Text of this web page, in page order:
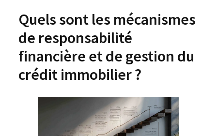
Quels sont les mécanismes
de responsabilité
financière et de gestion du
crédit immobilier ?